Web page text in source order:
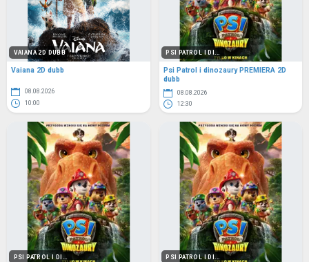
VAIANA 2D DUBB
Vaiana 2D dubb
08.08.2026
10:00
PSI PATROL I DI...
Psi Patrol i dinozaury PREMIERA 2D
dubb
08.08.2026
12:30
PSI PATROL I DI... PSI PATROL I DI...